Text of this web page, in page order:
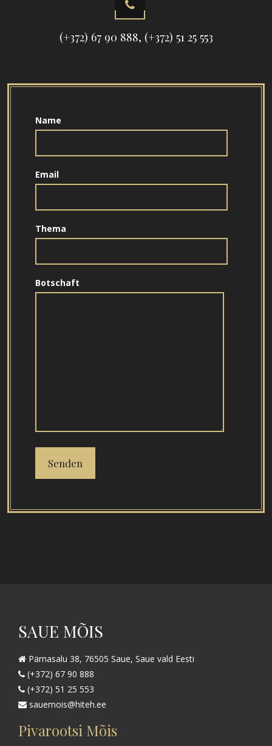
(+372) 67 90 888, (+372) 51 25 553
Name
Email
Thema
Botschaft
SAUE MÕIS
Pärnasalu 38, 76505 Saue, Saue vald Eesti
(+372) 67 90 888
(+372) 51 25 553
sauemois@hiteh.ee
Pivarootsi Mõis